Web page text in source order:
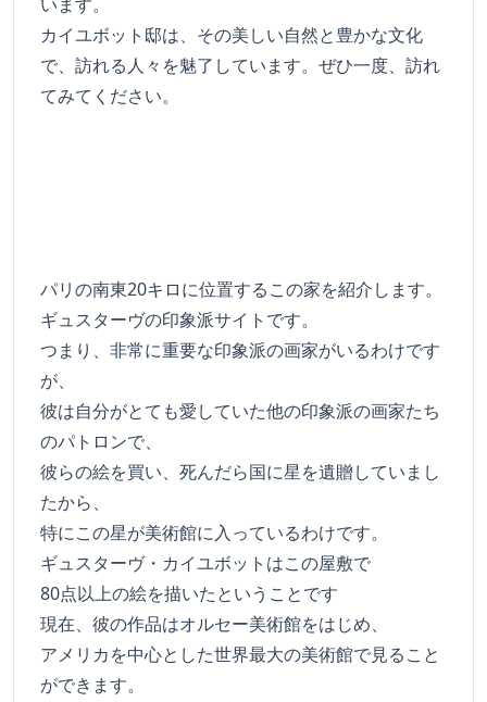
カイユボット邸は、その美しい自然と豊かな文化
で、訪れる人々を魅了しています。ぜひ一度、訪れ
てみてください。
パリの南東20キロに位置するこの家を紹介します。
ギュスターヴの印象派サイトです。
つまり、非常に重要な印象派の画家がいるわけです
が、
彼は自分がとても愛していた他の印象派の画家たち
のパトロンで、
彼らの絵を買い、死んだら国に星を遺贈していまし
たから、
特にこの星が美術館に入っているわけです。
ギュスターヴ・カイユボットはこの屋敷で
80点以上の絵を描いたということです
現在、彼の作品はオルセー美術館をはじめ、
アメリカを中心とした世界最大の美術館で見ること
ができます。